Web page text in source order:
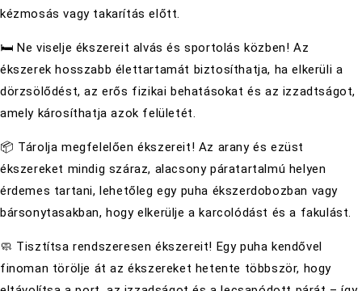
kézmosás vagy takarítás előtt.
🛏 Ne viselje ékszereit alvás és sportolás közben! Az
ékszerek hosszabb élettartamát biztosíthatja, ha elkerüli a
dörzsölődést, az erős fizikai behatásokat és az izzadtságot,
amely károsíthatja azok felületét.
📦 Tárolja megfelelően ékszereit! Az arany és ezüst
ékszereket mindig száraz, alacsony páratartalmú helyen
érdemes tartani, lehetőleg egy puha ékszerdobozban vagy
bársonytasakban, hogy elkerülje a karcolódást és a fakulást.
🧼 Tisztítsa rendszeresen ékszereit! Egy puha kendővel
finoman törölje át az ékszereket hetente többször, hogy